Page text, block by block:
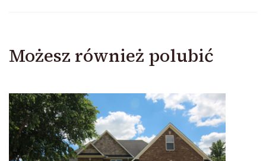
Możesz również polubić